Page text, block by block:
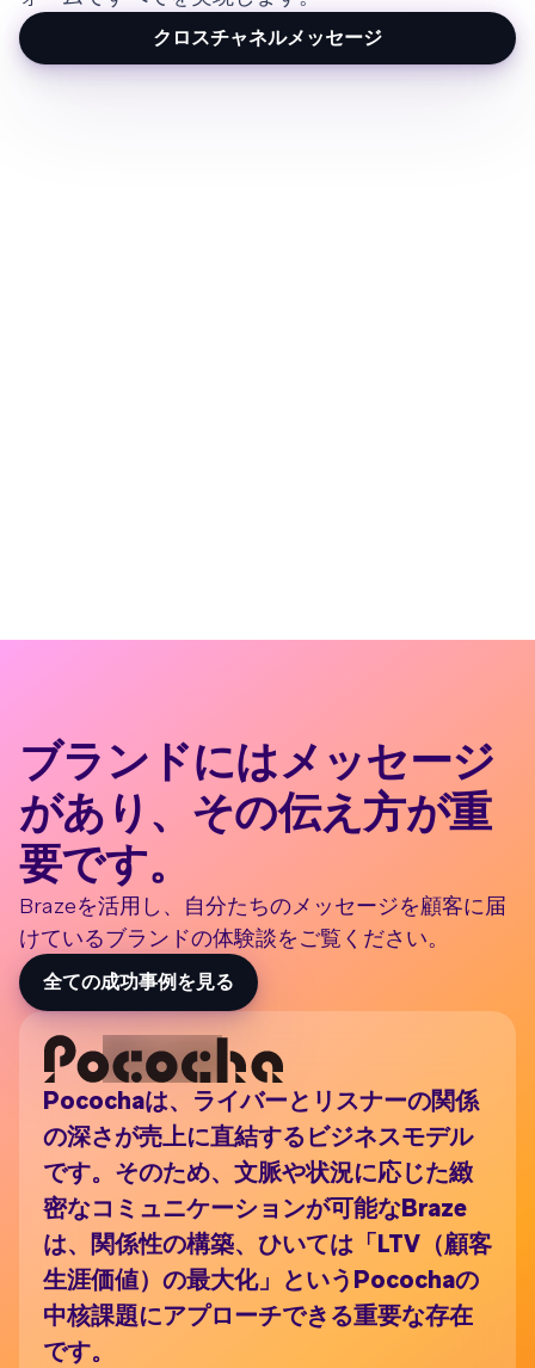
クロスチャネルメッセージ
ブランドにはメッセージ
があり、その伝え方が重
要です。
Brazeを活用し、自分たちのメッセージを顧客に届
けているブランドの体験談をご覧ください。
全ての成功事例を見る
Pocochaは、ライバーとリスナーの関係
の深さが売上に直結するビジネスモデル
です。そのため、文脈や状況に応じた緻
密なコミュニケーションが可能なBraze
は、関係性の構築、ひいては「LTV（顧客
生涯価値）の最大化」というPocochaの
中核課題にアプローチできる重要な存在
です。